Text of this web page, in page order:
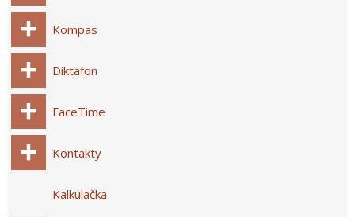
Kompas
Diktafon
FaceTime
Kontakty
Kalkulačka